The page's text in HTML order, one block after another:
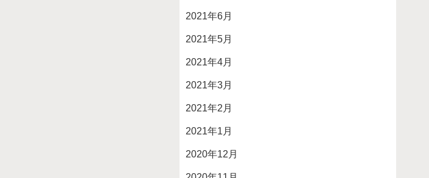
2021年6月
2021年5月
2021年4月
2021年3月
2021年2月
2021年1月
2020年12月